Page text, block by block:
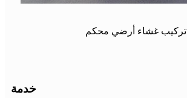
تركيب غشاء أرضي محكم
خدمة